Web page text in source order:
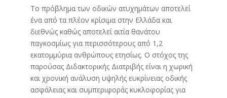
Το πρόβλημα των οδικών ατυχημάτων αποτελεί
ένα από τα πλέον κρίσιμα στην Ελλάδα και
διεθνώς καθώς αποτελεί αιτία θανάτου
παγκοσμίως για περισσότερους από 1,2
εκατομμύρια ανθρώπους ετησίως. Ο στόχος της
παρούσας Διδακτορικής Διατριβής είναι η χωρική
και χρονική ανάλυση υψηλής ευκρίνειας οδικής
ασφάλειας και συμπεριφοράς κυκλοφορίας για